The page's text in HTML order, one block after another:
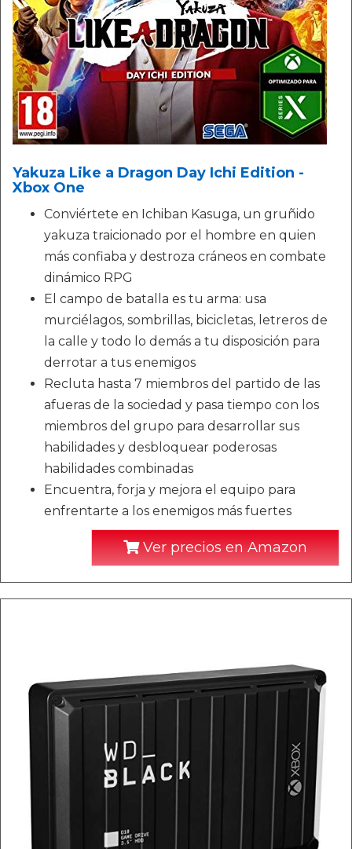
Yakuza Like a Dragon Day Ichi Edition -
Xbox One
Conviértete en Ichiban Kasuga, un gruñido
yakuza traicionado por el hombre en quien
más confiaba y destroza cráneos en combate
dinámico RPG
El campo de batalla es tu arma: usa
murciélagos, sombrillas, bicicletas, letreros de
la calle y todo lo demás a tu disposición para
derrotar a tus enemigos
Recluta hasta 7 miembros del partido de las
afueras de la sociedad y pasa tiempo con los
miembros del grupo para desarrollar sus
habilidades y desbloquear poderosas
habilidades combinadas
Encuentra, forja y mejora el equipo para
enfrentarte a los enemigos más fuertes
Ver precios en Amazon